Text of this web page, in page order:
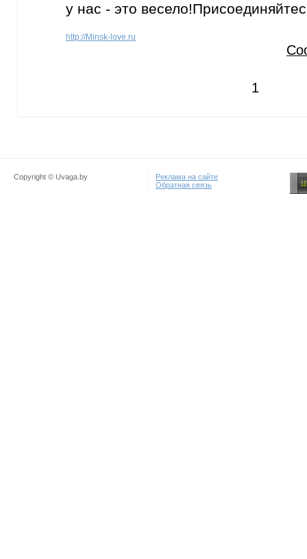
у нас - это
http://Minsk-love.ru
1
Copyright © Uvaga.by
Реклама на сайте
Обратная связь